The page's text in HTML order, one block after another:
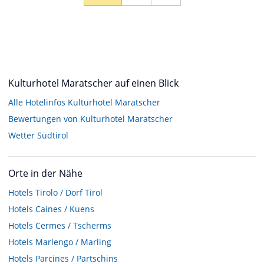
Kulturhotel Maratscher auf einen Blick
Alle Hotelinfos Kulturhotel Maratscher
Bewertungen von Kulturhotel Maratscher
Wetter Südtirol
Orte in der Nähe
Hotels Tirolo / Dorf Tirol
Hotels Caines / Kuens
Hotels Cermes / Tscherms
Hotels Marlengo / Marling
Hotels Parcines / Partschins